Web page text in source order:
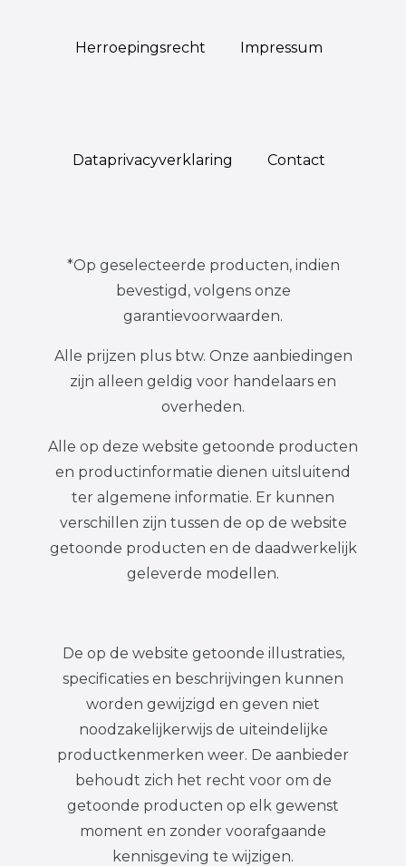
Herroepings­recht Impressum
Data­privacy­verklaring Contact
*Op geselecteerde producten, indien
bevestigd, volgens onze
garantievoorwaarden.
Alle prijzen plus btw. Onze aanbiedingen
zijn alleen geldig voor handelaars en
overheden.
Alle op deze website getoonde producten
en productinformatie dienen uitsluitend
ter algemene informatie. Er kunnen
verschillen zijn tussen de op de website
getoonde producten en de daadwerkelijk
geleverde modellen.
De op de website getoonde illustraties,
specificaties en beschrijvingen kunnen
worden gewijzigd en geven niet
noodzakelijkerwijs de uiteindelijke
productkenmerken weer. De aanbieder
behoudt zich het recht voor om de
getoonde producten op elk gewenst
moment en zonder voorafgaande
kennisgeving te wijzigen.